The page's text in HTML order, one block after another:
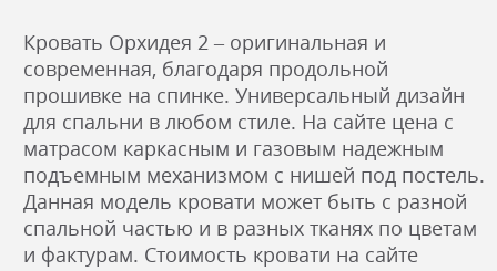
Кровать Орхидея 2 – оригинальная и
современная, благодаря продольной
прошивке на спинке. Универсальный дизайн
для спальни в любом стиле. На сайте цена с
матрасом каркасным и газовым надежным
подъемным механизмом с нишей под постель.
Данная модель кровати может быть с разной
спальной частью и в разных тканях по цветам
и фактурам. Стоимость кровати на сайте